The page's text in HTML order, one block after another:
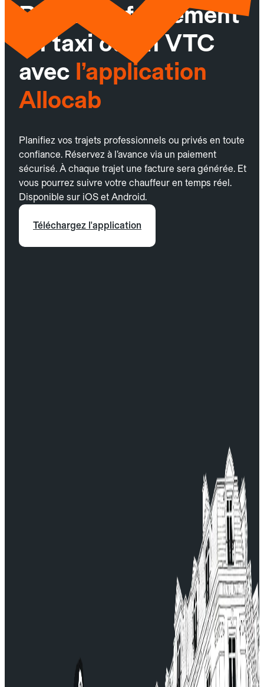
Réservez facilement
un taxi ou un VTC
avec l’application
Allocab
Planifiez vos trajets professionnels ou privés en toute
confiance. Réservez à l’avance via un paiement
sécurisé. À chaque trajet une facture sera générée. Et
vous pourrez suivre votre chauffeur en temps réel.
Disponible sur iOS et Android.
Téléchargez l'application